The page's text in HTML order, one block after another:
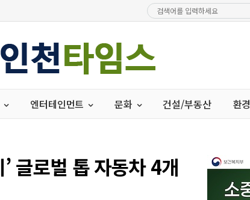
엔터테인먼트 문화 건설/부동산 환경
글로벌 톱 자동차 4개